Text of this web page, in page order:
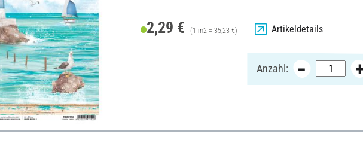
2,29 € (1 m2 = 35,23 €) Artikeldetails
Anzahl: